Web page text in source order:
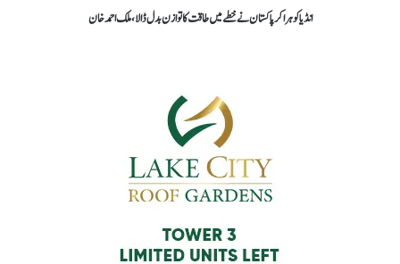
انڈیا کو ہراکر پاکستان نے خطے میں طاقت کا توازن بدل ڈالا،ملک احمدخان